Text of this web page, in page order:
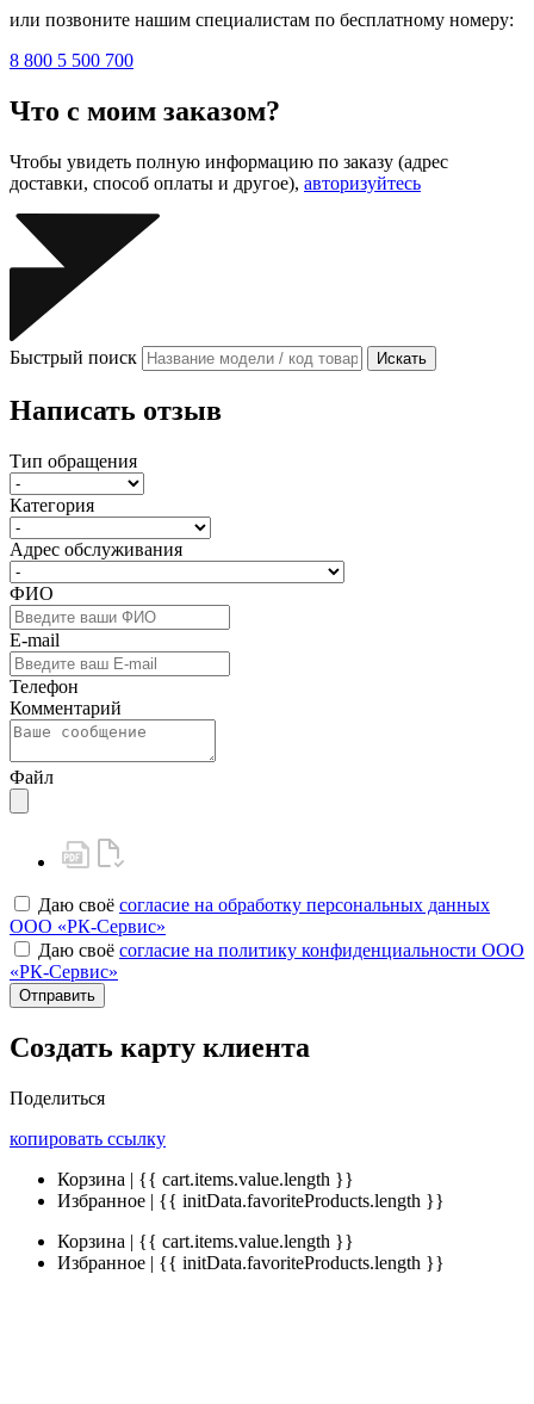
или позвоните нашим специалистам по бесплатному номеру:
8 800 5 500 700
Что с моим заказом?
Чтобы увидеть полную информацию по заказу (адрес
доставки, способ оплаты и другое), авторизуйтесь
Быстрый поиск Искать
Написать отзыв
Тип обращения
Категория
Адрес обслуживания
ФИО
E-mail
Телефон
Комментарий
Файл
Даю своё согласие на обработку персональных данных
ООО «РК-Сервис»
Даю своё согласие на политику конфиденциальности ООО
«РК-Сервис»
Отправить
Создать карту клиента
Поделиться
копировать ссылку
Корзина | {{ cart.items.value.length }}
Избранное | {{ initData.favoriteProducts.length }}
Корзина | {{ cart.items.value.length }}
Избранное | {{ initData.favoriteProducts.length }}